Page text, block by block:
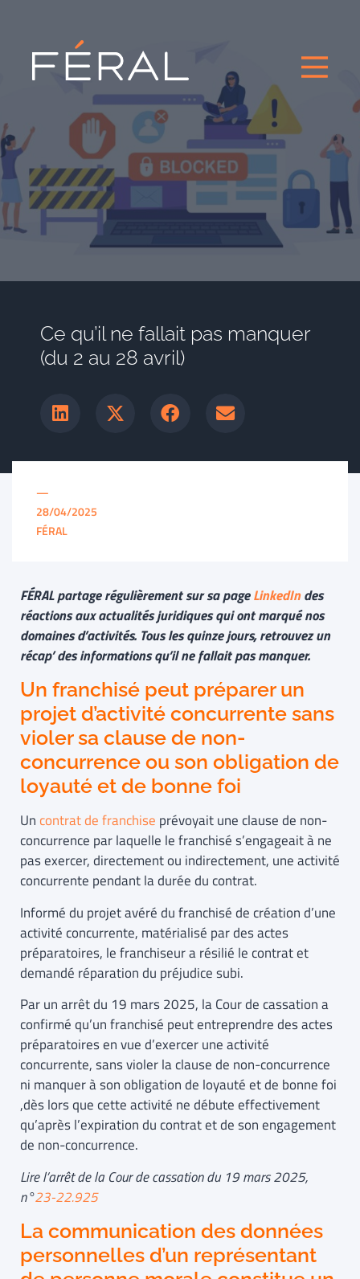
Ce qu’il ne fallait pas manquer
(du 2 au 28 avril)
—
28/04/2025
FÉRAL
FÉRAL partage régulièrement sur sa pageLinkedIndes
réactions aux actualités juridiques qui ont marqué nos
domaines d’activités. Tous les quinze jours, retrouvez un
récap’ des informations qu’il ne fallait pas manquer.
Un franchisé peut préparer un
projet d’activité concurrente sans
violer sa clause de non-
concurrence ou son obligation de
loyauté et de bonne foi
Uncontrat de franchise prévoyait une clause de non-
concurrence par laquelle le franchisé s’engageait à ne
pas exercer, directement ou indirectement, une activité
concurrente pendant la durée du contrat.
Informé du projet avéré du franchisé de création d’une
activité concurrente, matérialisé par des actes
préparatoires, le franchiseur a résilié le contrat et
demandé réparation du préjudice subi.
Par un arrêt du 19 mars 2025, la Cour de cassation a
confirmé qu’un franchisé peut entreprendre des actes
préparatoires en vue d’exercer une activité
concurrente, sans violer la clause de non-concurrence
ni manquer à son obligation de loyauté et de bonne foi
,dès lors que cette activité ne débute effectivement
qu’après l’expiration du contrat et de son engagement
de non-concurrence.
Lire l’arrêt de la Cour de cassation du 19 mars 2025,
n°23-22.925
La communication des données
personnelles d’un représentant